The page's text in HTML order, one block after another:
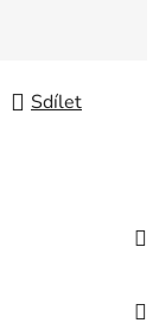
Sdílet